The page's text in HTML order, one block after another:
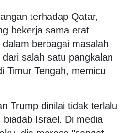
terhadap Qatar,
bekerja sama erat
berbagai masalah
salah satu pangkalan
Timur Tengah, memicu
Trump dinilai tidak terlalu
biadab Israel. Di media